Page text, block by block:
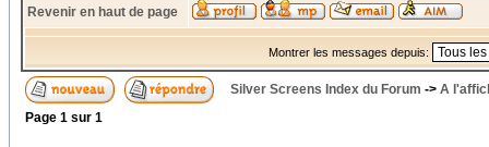
Revenir en haut de page
Montrer les messages depuis:
Silver Screens Index du Forum -> A
Page 1 sur 1